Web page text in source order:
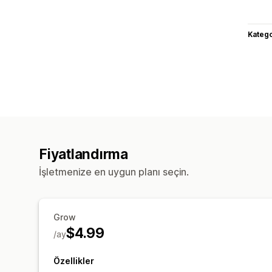
Fiyatlandırma
İşletmenize en uygun planı seçin.
Grow
$4.99
/ay
Özellikler